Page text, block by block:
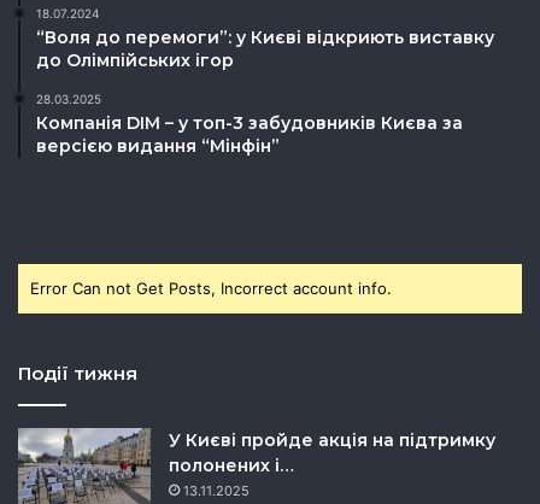
18.07.2024
“Воля до перемоги”: у Києві відкриють виставку
до Олімпійських ігор
28.03.2025
Компанія DIM – у топ-3 забудовників Києва за
версією видання “Мінфін”
Error Can not Get Posts, Incorrect account info.
Події тижня
У Києві пройде акція на підтримку
полонених і…
13.11.2025